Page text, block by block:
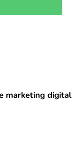
marketing digital